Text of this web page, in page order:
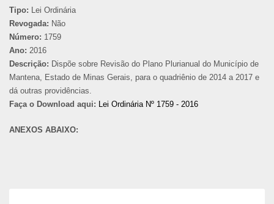
Tipo: Lei Ordinária
Revogada: Não
Número: 1759
Ano: 2016
Descrição: Dispõe sobre Revisão do Plano Plurianual do Município de
Mantena, Estado de Minas Gerais, para o quadriênio de 2014 a 2017 e
dá outras providências.
Faça o Download aqui: Lei Ordinária Nº 1759 - 2016
ANEXOS ABAIXO: